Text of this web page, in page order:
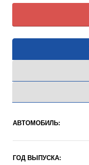
АВТОМОБИЛЬ:
ГОД ВЫПУСКА: